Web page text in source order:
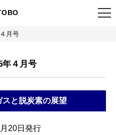
月号
年４月号
スと脱炭素の展望
20日発行